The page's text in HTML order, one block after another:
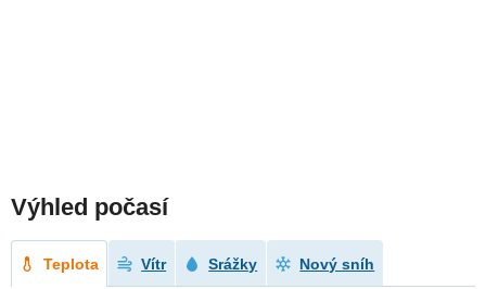
Výhled počasí
Teplota Vítr Srážky Nový sníh